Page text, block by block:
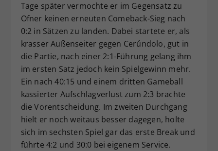
Tage später vermochte er im Gegensatz zu
Ofner keinen erneuten Comeback-Sieg nach
0:2 in Sätzen zu landen. Dabei startete er, als
krasser Außenseiter gegen Cerúndolo, gut in
die Partie, nach einer 2:1-Führung gelang ihm
im ersten Satz jedoch kein Spielgewinn mehr.
Ein nach 40:15 und einem dritten Gameball
kassierter Aufschlagverlust zum 2:3 brachte
die Vorentscheidung. Im zweiten Durchgang
hielt er noch weitaus besser dagegen, holte
sich im sechsten Spiel gar das erste Break und
führte 4:2 und 30:0 bei eigenem Service.